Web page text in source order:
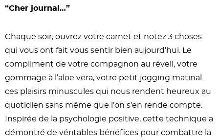
“Cher journal…”
Chaque soir, ouvrez votre carnet et notez 3 choses
qui vous ont fait vous sentir bien aujourd’hui. Le
compliment de votre compagnon au réveil, votre
gommage à l’aloe vera, votre petit jogging matinal…
ces plaisirs minuscules qui nous rendent heureux au
quotidien sans même que l’on s’en rende compte.
Inspirée de la psychologie positive, cette technique a
démontré de véritables bénéfices pour combattre la